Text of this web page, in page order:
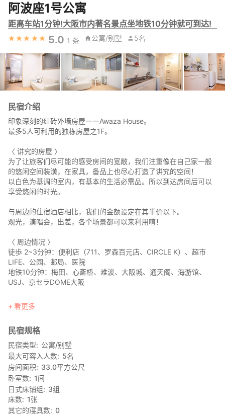
阿波座1号公寓
距离车站1分钟!大阪市内著名景点坐地铁10分钟就可到达!
5.0 1 条 公寓/别墅 5名
民宿介绍
印象深刻的红砖外墙房屋ーーAwaza House。
最多5人可利用的独栋房屋之1F。
〈 讲究的房屋 〉
为了让旅客们尽可能的感受房间的宽敞，我们注重像在自己家一般
的悠闲空间装潢，在家具，备品上也尽心打造了讲究的空间！
以白色为基调的室内，有基本的生活必需品。所以到达房间后可以
享受悠闲的时光。
与周边的住宿酒店相比，我们的金额设定在其半价以下。
观光，演唱会，出差，各个场景都可以来利用唷！
〈 周边情况 〉
徒歩 2~3分钟：便利店（711、罗森百元店、CIRCLE K）、超市
LIFE、公园、邮局、医院
地铁10分钟：梅田、心斎桥、难波、大阪城、通天阁、海游馆、
USJ、京セラDOME大阪
〈 交通 〉
・距离最近车站的大概路线
・距离主要Terminal站的交通
…地铁、计程车
看更多
民宿规格
民宿类型
公寓/别墅
最大可容入人数
5名
房间面积
33.0平方公尺
卧室数 1间
日式床铺组
3组
床数 1张
其它的寝具数 0